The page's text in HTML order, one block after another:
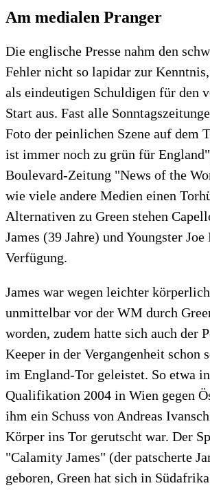
Am medialen Pranger
Die englische Presse nahm den
Fehler nicht so lapidar zur
als eindeutigen Schuldigen für den
Start aus. Fast alle
Foto der peinlichen Szene auf dem
ist immer noch zu grün für
Boulevard-Zeitung "News of the
wie viele andere Medien einen
Alternativen zu Green stehen
James (39 Jahre) und Youngster
Verfügung.
James war wegen leichter
unmittelbar vor der WM durch
worden, zudem hatte sich auch der
Keeper in der Vergangenheit schon
im England-Tor geleistet. So etwa
Qualifikation 2004 in Wien gegen
ihm ein Schuss von Andreas
Körper ins Tor gerutscht war. Der
"Calamity James" (der patscherte
geboren, Green hat sich in